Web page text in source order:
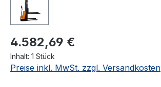
4.582,69 €
Inhalt: 1 Stück
Preise inkl. MwSt. zzgl. Versandkosten